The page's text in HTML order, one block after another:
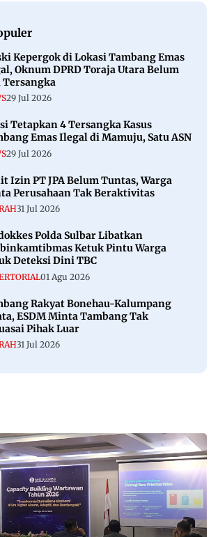
Kepergok di Lokasi Tambang Emas
Oknum DPRD Toraja Utara Belum
Tersangka
29 Jul 2026
Tetapkan 4 Tersangka Kasus
Emas Ilegal di Mamuju, Satu ASN
29 Jul 2026
Izin PT JPA Belum Tuntas, Warga
Perusahaan Tak Beraktivitas
31 Jul 2026
Polda Sulbar Libatkan
Ketuk Pintu Warga
Deteksi Dini TBC
01 Agu 2026
Rakyat Bonehau-Kalumpang
ESDM Minta Tambang Tak
Pihak Luar
31 Jul 2026